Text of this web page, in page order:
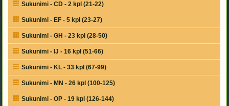
Sukunimi - CD - 2 kpl (21-22)
Sukunimi - EF - 5 kpl (23-27)
Sukunimi - GH - 23 kpl (28-50)
Sukunimi - IJ - 16 kpl (51-66)
Sukunimi - KL - 33 kpl (67-99)
Sukunimi - MN - 26 kpl (100-125)
Sukunimi - OP - 19 kpl (126-144)